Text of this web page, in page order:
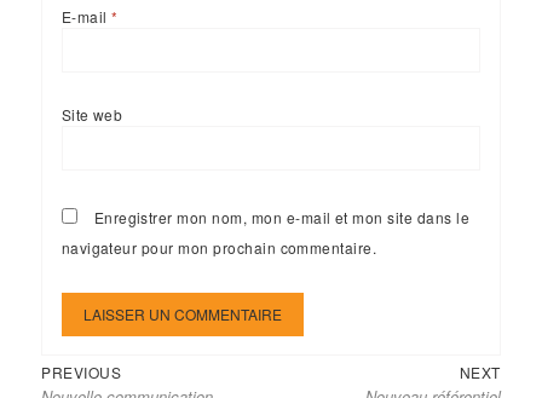
E-mail *
Site web
Enregistrer mon nom, mon e-mail et mon site dans le
navigateur pour mon prochain commentaire.
Navigation
PREVIOUSPrevious
NEXTNext